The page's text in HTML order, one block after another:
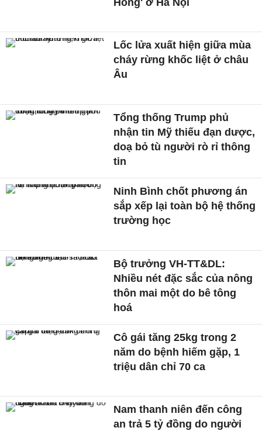
Lốc lửa xuất hiện giữa mùa
cháy rừng khốc liệt ở châu
Âu
Tổng thống Trump phủ
nhận tin Mỹ thiếu đạn dược,
doạ bỏ tù người rò rỉ thông
tin
Ninh Bình chốt phương án
sắp xếp lại toàn bộ hệ thống
trường học
Bộ trưởng VH-TT&DL:
Nhiều nét đặc sắc của nông
thôn mai một do bê tông
hoá
Cô gái tăng 25kg trong 2
năm do bệnh hiếm gặp, 1
triệu dân chỉ 70 ca
Nam thanh niên đến công
an trả 5 tỷ đồng do người